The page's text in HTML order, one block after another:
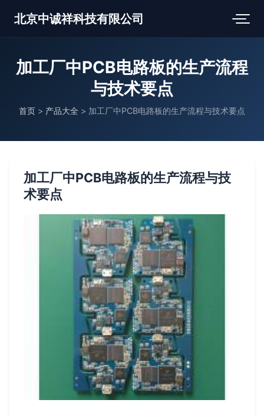
北京中诚祥科技有限公司
加工厂中PCB电路板的生产流程
与技术要点
首页 > 产品大全 > 加工厂中PCB电路板的生产流程与技术要点
加工厂中PCB电路板的生产流程与技
术要点